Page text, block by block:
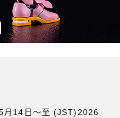
月14日〜至 (JST)2026